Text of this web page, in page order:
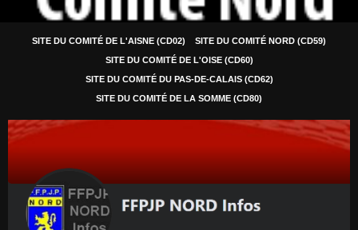
SITE DU COMITÉ DE L'AISNE (CD02)
SITE DU COMITÉ NORD (CD59)
SITE DU COMITÉ DE L'OISE (CD60)
SITE DU COMITÉ DU PAS-DE-CALAIS (CD62)
SITE DU COMITÉ DE LA SOMME (CD80)